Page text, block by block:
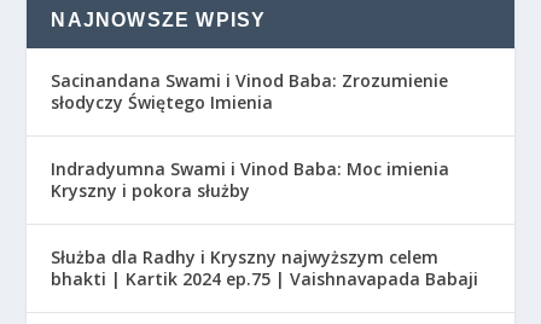
NAJNOWSZE WPISY
Sacinandana Swami i Vinod Baba: Zrozumienie
słodyczy Świętego Imienia
Indradyumna Swami i Vinod Baba: Moc imienia
Kryszny i pokora służby
Służba dla Radhy i Kryszny najwyższym celem
bhakti | Kartik 2024 ep.75 | Vaishnavapada Babaji